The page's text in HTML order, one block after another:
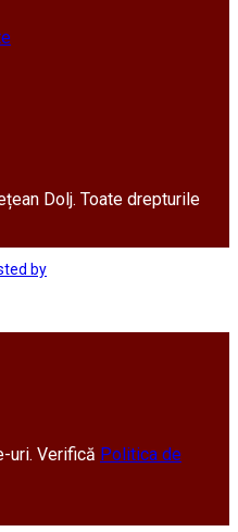
Dolj. Toate drepturile
by
uri. Verifică Politica de